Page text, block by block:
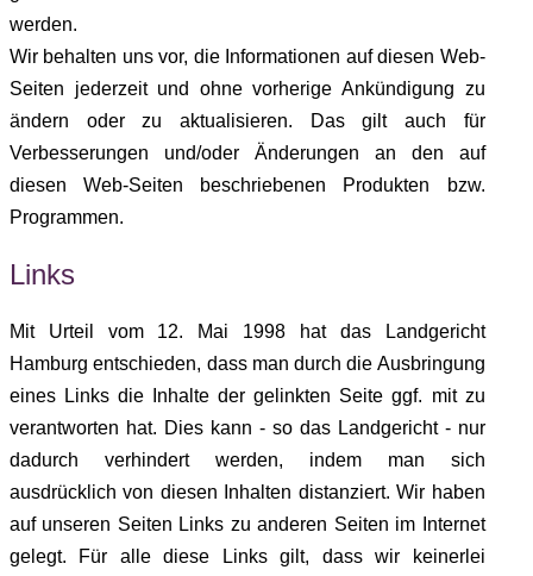
werden.
Wir behalten uns vor, die Informationen auf diesen Web-
Seiten jederzeit und ohne vorherige Ankündigung zu
ändern oder zu aktualisieren. Das gilt auch für
Verbesserungen und/oder Änderungen an den auf
diesen Web-Seiten beschriebenen Produkten bzw.
Programmen.
Links
Mit Urteil vom 12. Mai 1998 hat das Landgericht
Hamburg entschieden, dass man durch die Ausbringung
eines Links die Inhalte der gelinkten Seite ggf. mit zu
verantworten hat. Dies kann - so das Landgericht - nur
dadurch verhindert werden, indem man sich
ausdrücklich von diesen Inhalten distanziert. Wir haben
auf unseren Seiten Links zu anderen Seiten im Internet
gelegt. Für alle diese Links gilt, dass wir keinerlei